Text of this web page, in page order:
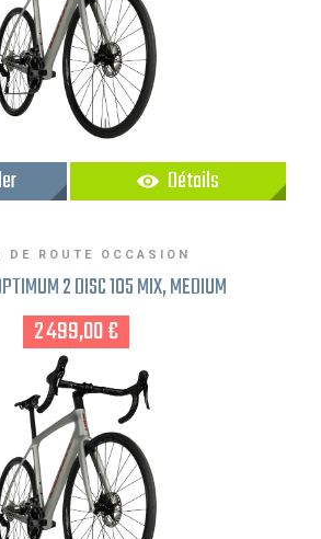
Détails
DE ROUTE OCCASION
2 DISC 105 MIX, MEDIUM
2 499,00 €